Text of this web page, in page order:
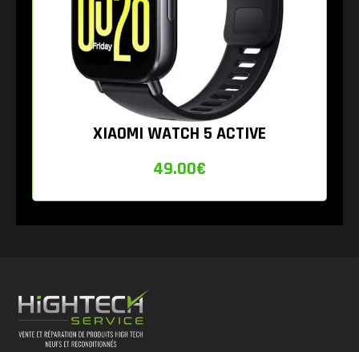
XIAOMI WATCH 5 ACTIVE
49.00€